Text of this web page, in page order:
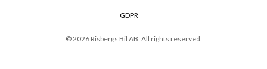
© 2026 Risbergs Bil AB. All rights reserved.
GDPR